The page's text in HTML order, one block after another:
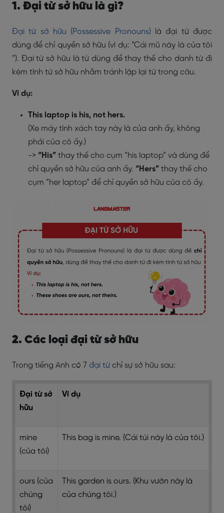
1. Đại từ sở hữu là gì?
Đại từ sở hữu (Possessive Pronouns)là đại từ được
dùng để chỉ quyền sở hữu (ví dụ: “Cái mũ này là của tôi
”). Đại từ sở hữu là từ dùng để thay thế cho danh từ đi
kèm tính từ sở hữu nhằm tránh lặp lại từ trong câu.
Ví dụ:
This laptop is his, not hers.
(Xe máy tính xách tay này là của anh ấy, không
phải của cô ấy.)
-> “His” thay thế cho cụm “his laptop” và dùng để
chỉ quyền sở hữu của anh ấy. “Hers” thay thế cho
cụm “her laptop” để chỉ quyền sở hữu của cô ấy.
2. Các loại đại từ sở hữu
Trong tiếng Anh có 7 đại từ chỉ sự sở hữu sau:
Đại từ sở
hữu
Ví dụ
mine
(của tôi)
This bag is mine. (Cái túi này là của tôi.)
ours (của
chúng
tôi)
This garden is ours. (Khu vườn này là
của chúng tôi.)